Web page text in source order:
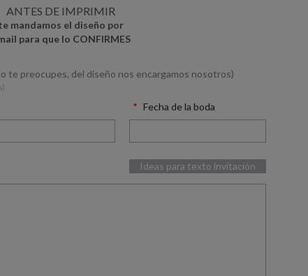
ANTES DE IMPRIMIR
mandamos el diseño por
para que lo CONFIRMES
te preocupes, del diseño nos encargamos nosotros)
Fecha de la boda
Ideas para texto invitación